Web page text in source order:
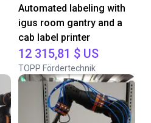
Automated labeling with
igus room gantry and a
cab label printer
12 315,81 $ US
TOPP Fördertechnik